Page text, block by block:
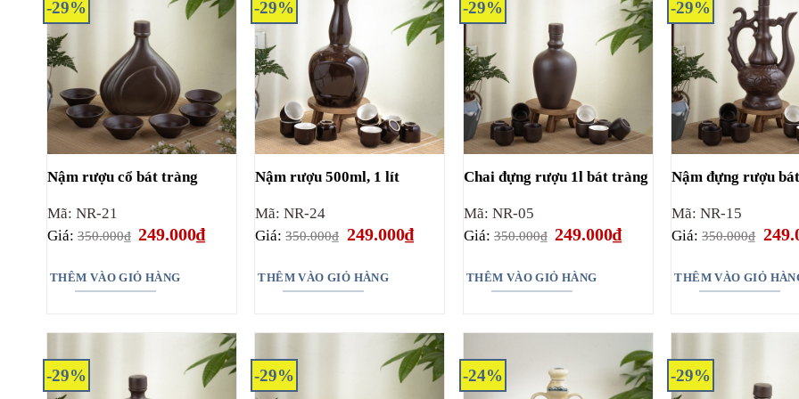
-29%
Nậm rượu cổ bát tràng
Mã: NR-21
Giá:350.000₫ Giá
gốc
350.000₫.
249.000₫Giá
hiện
THÊM VÀO GIỎ HÀNG
-29%
Nậm rượu 500ml, 1 lít
Mã: NR-24
Giá:350.000₫ Giá
gốc
350.000₫.
249.000₫Giá
hiện
THÊM VÀO GIỎ HÀNG
-29%
Chai đựng rượu 1l bát tràng
Mã: NR-05
Giá:350.000₫ Giá
gốc
350.000₫.
249.000₫Giá
hiện
THÊM VÀO GIỎ HÀNG
-29%
Nậm đựng rượu
Mã: NR-15
Giá:350.000₫ Giá
gốc
THÊM VÀO GIỎ
-29% -29% -24% -29%